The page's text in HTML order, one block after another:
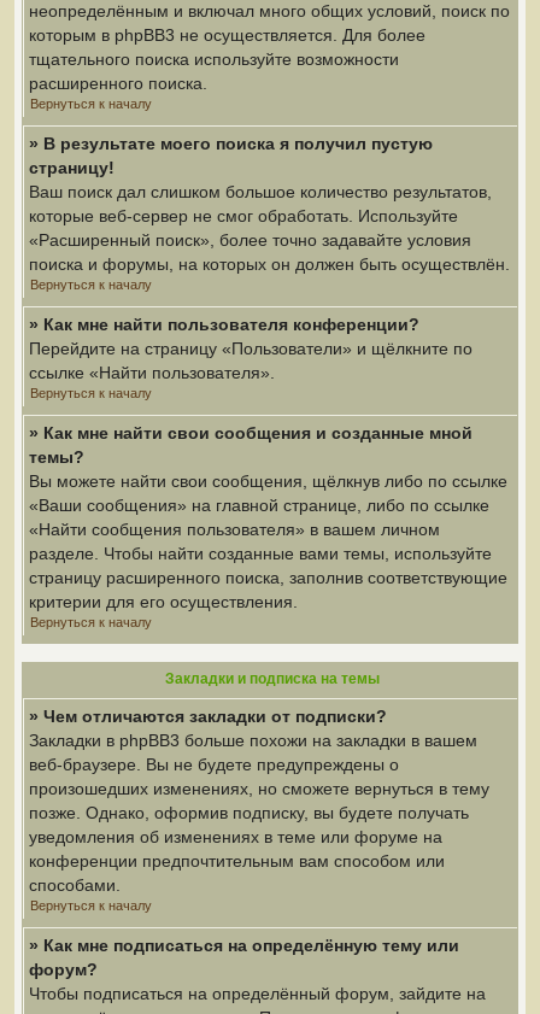
неопределённым и включал много общих условий, поиск по
которым в phpBB3 не осуществляется. Для более
тщательного поиска используйте возможности
расширенного поиска.
Вернуться к началу
» В результате моего поиска я получил пустую
страницу!
Ваш поиск дал слишком большое количество результатов,
которые веб-сервер не смог обработать. Используйте
«Расширенный поиск», более точно задавайте условия
поиска и форумы, на которых он должен быть осуществлён.
Вернуться к началу
» Как мне найти пользователя конференции?
Перейдите на страницу «Пользователи» и щёлкните по
ссылке «Найти пользователя».
Вернуться к началу
» Как мне найти свои сообщения и созданные мной
темы?
Вы можете найти свои сообщения, щёлкнув либо по ссылке
«Ваши сообщения» на главной странице, либо по ссылке
«Найти сообщения пользователя» в вашем личном
разделе. Чтобы найти созданные вами темы, используйте
страницу расширенного поиска, заполнив соответствующие
критерии для его осуществления.
Вернуться к началу
Закладки и подписка на темы
» Чем отличаются закладки от подписки?
Закладки в phpBB3 больше похожи на закладки в вашем
веб-браузере. Вы не будете предупреждены о
произошедших изменениях, но сможете вернуться в тему
позже. Однако, оформив подписку, вы будете получать
уведомления об изменениях в теме или форуме на
конференции предпочтительным вам способом или
способами.
Вернуться к началу
» Как мне подписаться на определённую тему или
форум?
Чтобы подписаться на определённый форум, зайдите на